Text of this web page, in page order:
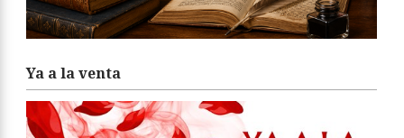
Ya a la venta